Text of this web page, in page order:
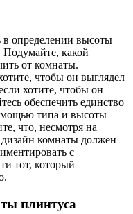
определении высоты
какой
от комнаты.
чтобы он выглядел
хотите, чтобы он
обеспечить единство
типа и высоты
что, несмотря на
комнаты должен
с
тот, который
плинтуса